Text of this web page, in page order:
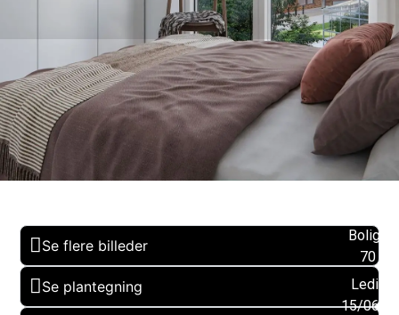
Se flere billeder
Se plantegning
70 m2
Ledig
15/06/